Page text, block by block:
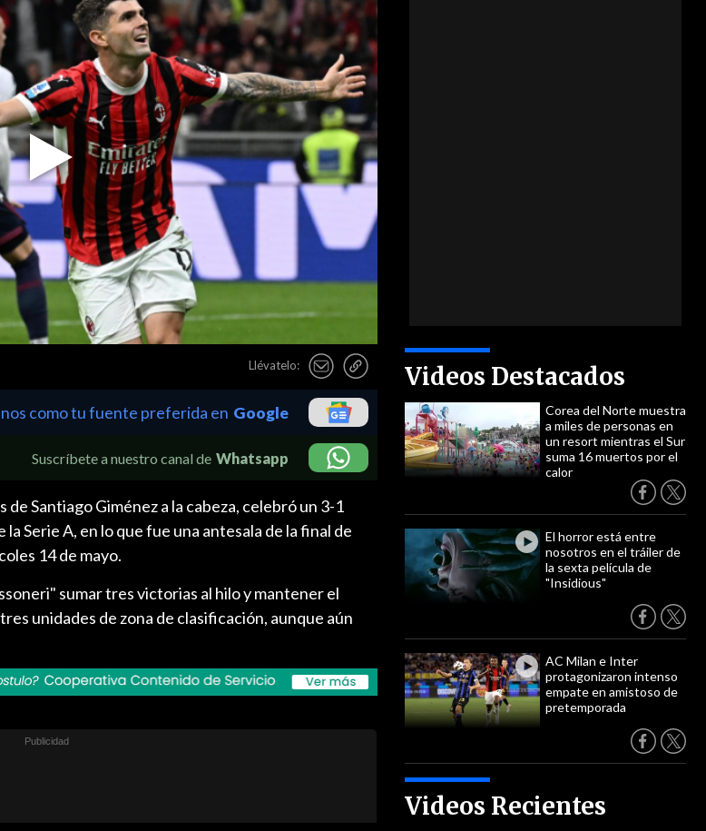
Play
Video
Llévatelo: Videos Destacados
Corea del Norte muestra
a miles de personas en
un resort mientras el Sur
suma 16 muertos por el
calor
El horror está entre
nosotros en el tráiler de
la sexta película de
"Insidious"
AC Milan e Inter
protagonizaron intenso
empate en amistoso de
pretemporada
Videos Recientes
como tu fuente preferida en Google
Suscríbete a nuestro canal de Whatsapp
Santiago Giménez a la cabeza, celebró un 3-1
Serie A, en lo que fue una antesala de la final de
14 de mayo.
sumar tres victorias al hilo y mantener el
unidades de zona de clasificación, aunque aún